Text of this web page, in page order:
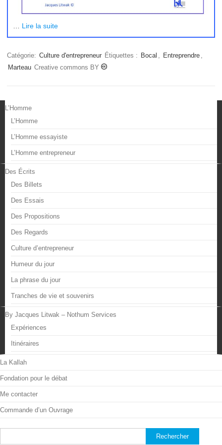
Lire la suite
Catégorie: Culture d'entrepreneur Étiquettes : Bocal Entreprendre
Marteau Creative commons BY
L’Homme
L’Homme
L’Homme essayiste
L’Homme entrepreneur
Des Écrits
Des Billets
Des Essais
Des Propositions
Des Regards
Culture d’entrepreneur
Humeur du jour
La phrase du jour
Tranches de vie et souvenirs
By Jacques Litwak – Nothum Services
Expériences
Itinéraires
La Kallah
Fondation pour le débat
Me contacter
Commande d’un Ouvrage